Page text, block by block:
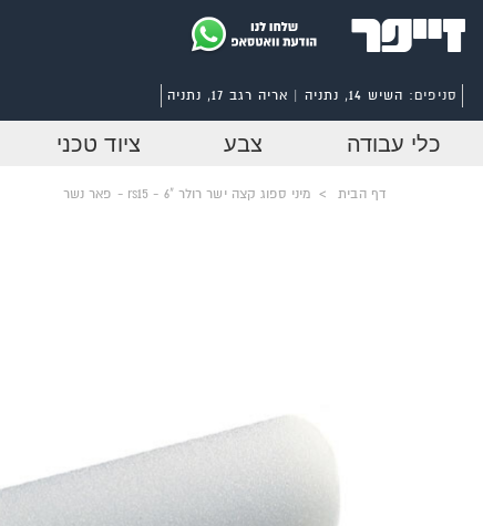
סניפים: השיש 14, נתניה | אריה רגב 17, נתניה
כלי עבודה צבע ציוד טכני
דף הבית > מיני ספוג קצה ישר רולר "6 - rs15 - פאר נשר